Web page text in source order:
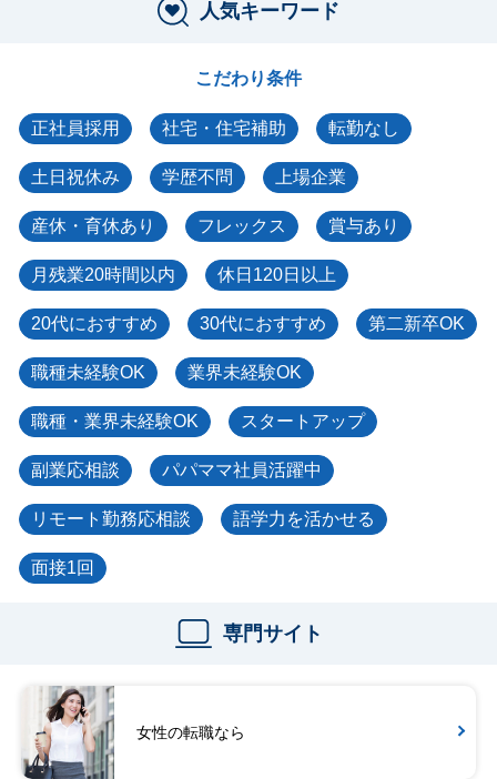
人気キーワード
こだわり条件
正社員採用 社宅・住宅補助 転勤なし
土日祝休み 学歴不問 上場企業
産休・育休あり フレックス 賞与あり
月残業20時間以内 休日120日以上
20代におすすめ 30代におすすめ 第二新卒OK
職種未経験OK 業界未経験OK
職種・業界未経験OK スタートアップ
副業応相談 パパママ社員活躍中
リモート勤務応相談 語学力を活かせる
面接1回
専門サイト
女性の転職なら